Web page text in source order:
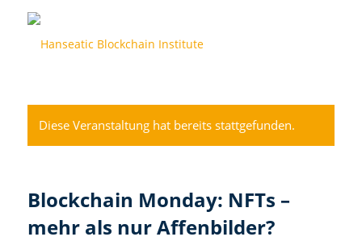
Diese Veranstaltung hat bereits stattgefunden.
Blockchain Monday: NFTs –
mehr als nur Affenbilder?